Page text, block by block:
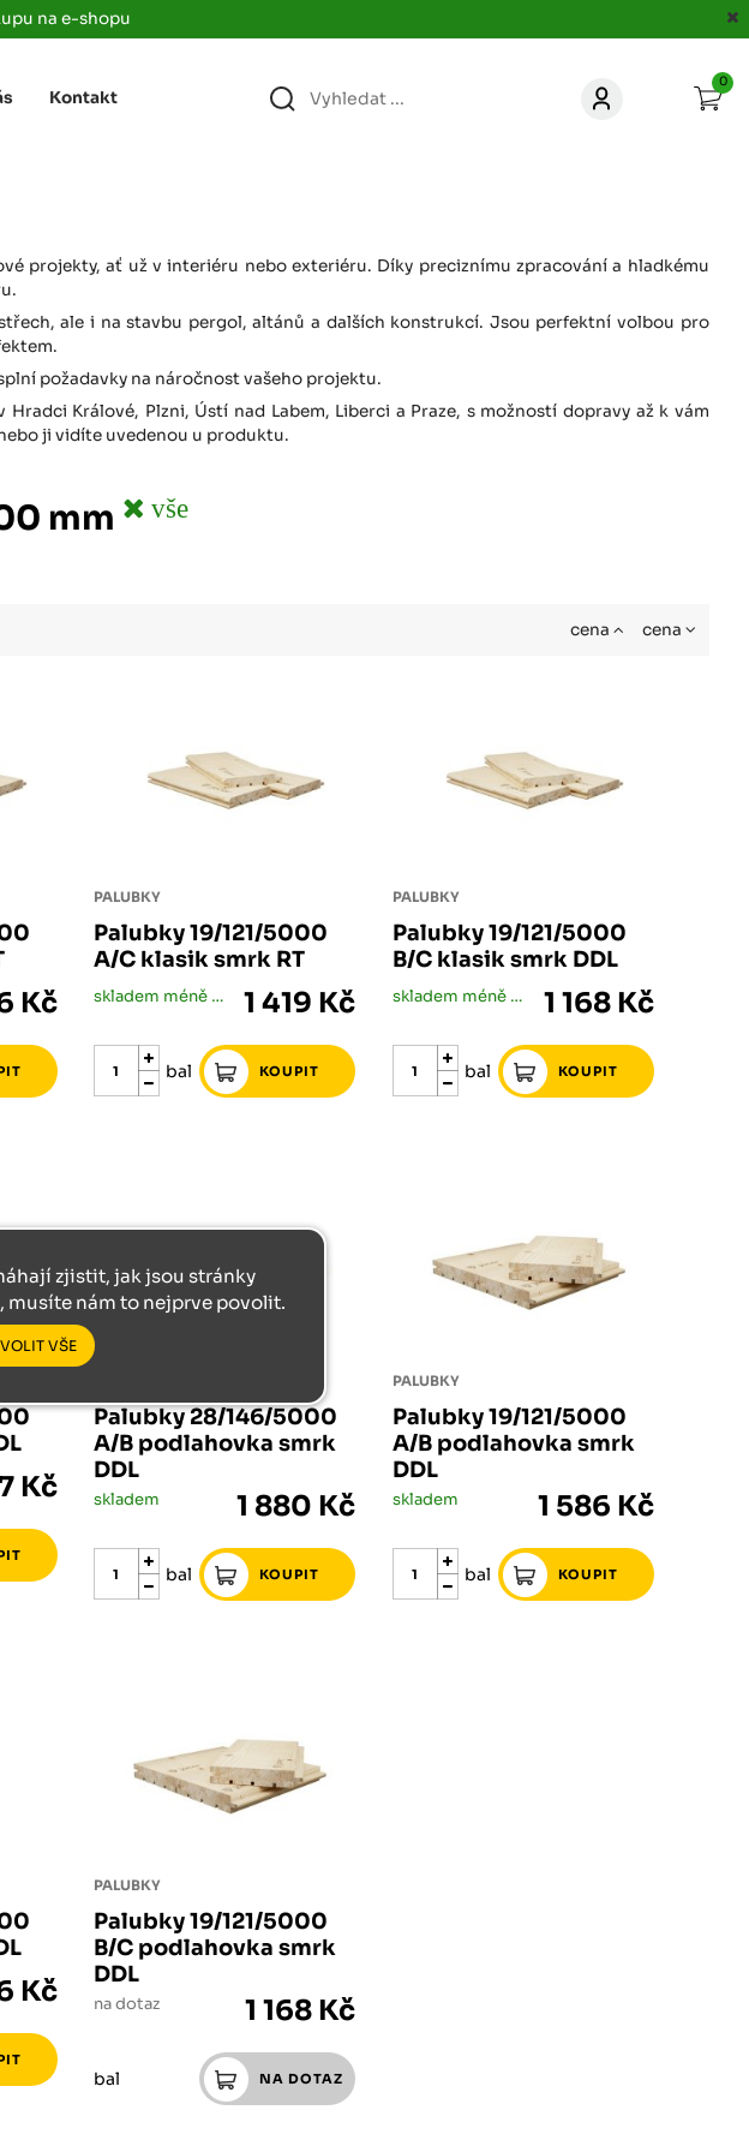
na e-shopu
projekty, ať už v interiéru nebo exteriéru. Díky preciznímu zpracování a hladkému
ale i na stavbu pergol, altánů a dalších konstrukcí. Jsou perfektní volbou pro
požadavky na náročnost vašeho projektu.
Králové, Plzni, Ústí nad Labem, Liberci a Praze, s možností dopravy až k vám
ji vidíte uvedenou u produktu.
mm vše
cena cena
Kč
PALUBKY
Palubky 19/121/5000
A/C klasik smrk RT
skladem méně než 5 bal 1 419 Kč
bal
PALUBKY
Palubky 19/121/5000
B/C klasik smrk DDL
skladem méně než 5 bal 1 168 Kč
bal
Kč
Palubky 28/146/5000
A/B podlahovka smrk
DDL
skladem 1 880 Kč
bal
PALUBKY
Palubky 19/121/5000
A/B podlahovka smrk
DDL
skladem 1 586 Kč
bal
Kč
PALUBKY
Palubky 19/121/5000
B/C podlahovka smrk
DDL
na dotaz 1 168 Kč
bal
Kontakt
0
503 32
rajdrevahradec
jacer.cz
+420 734 850 860
+420 603 162 667
rajdrevaplzen
jacer.cz
+420 733 733 060
rajdrevaliberec
zjistit, jak jsou stránky
musíte nám to nejprve povolit.